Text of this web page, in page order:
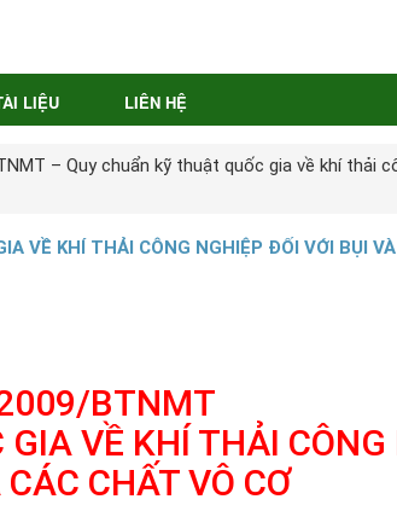
LIỆU LIÊN HỆ
– Quy chuẩn kỹ thuật quốc gia về khí thải
VỀ KHÍ THẢI CÔNG NGHIỆP ĐỐI VỚI BỤI
BTNMT
VỀ KHÍ THẢI CÔNG
CHẤT VÔ CƠ